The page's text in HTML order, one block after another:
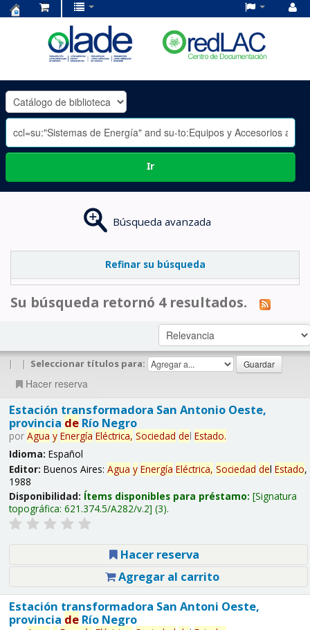
OLADE
-
Ir
Búsqueda avanzada
Refinar su búsqueda
Su búsqueda retornó 4 resultados.
| | Seleccionar títulos para:
Hacer reserva
Estación transformadora San Antonio Oeste,
provincia deRío Negro
por Agua y Energía Eléctrica, Sociedad del Estado.
Idioma: Español
Editor: Buenos Aires: Agua y Energía Eléctrica, Sociedad del Estado,
1988
Disponibilidad: Ítems disponibles para préstamo: Signatura
topográfica: 621.374.5/A282/v.2 (3).
Hacer reserva
Agregar al carrito
Estación transformadora San Antoni Oeste,
provincia deRío Negro